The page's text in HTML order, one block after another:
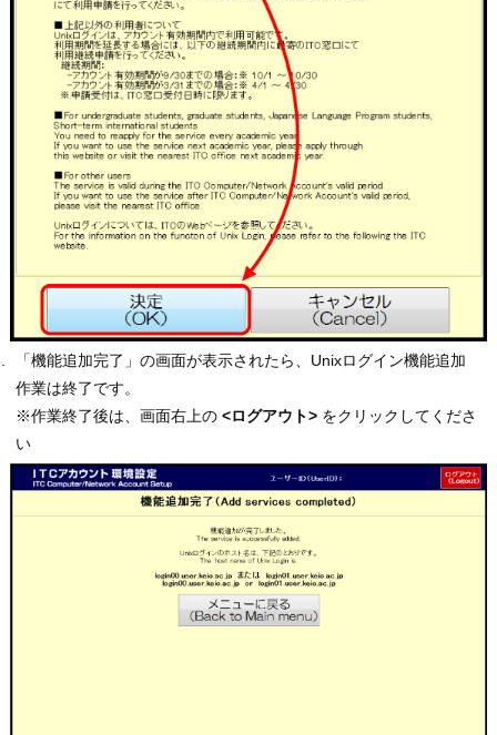
「機能追加完了」の画面が表示されたら、Unixログイン機能追加
作業は終了です。
※作業終了後は、画面右上の<ログアウト> をクリックしてくださ
い